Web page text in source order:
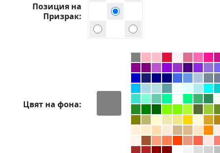
Позиция на
Призрак
Цвят на фона